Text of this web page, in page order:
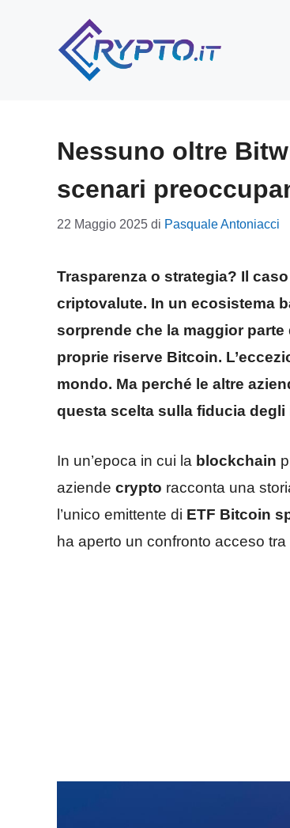
Nessuno oltre
scenari
22 Maggio 2025 di Pasquale Antoniacci
Trasparenza o strategia? Il
criptovalute. In un ecosistema
sorprende che la maggior
proprie riserve Bitcoin.
mondo. Ma perché le altre
questa scelta sulla fiducia
In un’epoca in cui la blockchain
aziende crypto racconta una
l’unico emittente di ETF Bitcoin
ha aperto un confronto acceso